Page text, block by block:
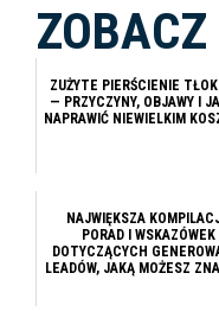
ZUŻYTE PIERŚCIENIE
— PRZYCZYNY, OBJAWY I
NAPRAWIĆ NIEWIELKIM
NAJWIĘKSZA
PORAD I WSKAZÓWEK
DOTYCZĄCYCH
LEADÓW, JAKĄ MOŻESZ